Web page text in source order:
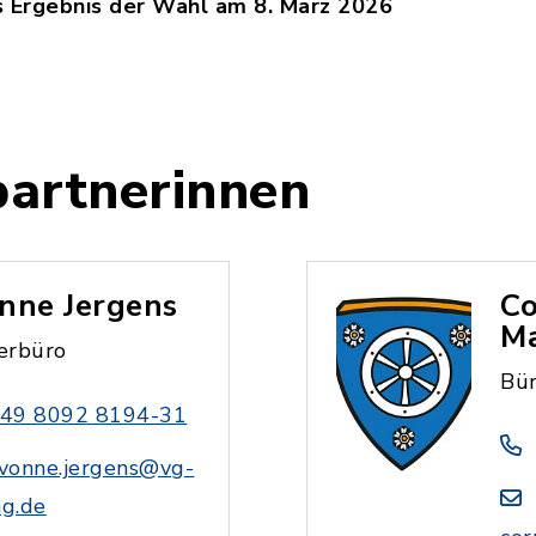
der Wahl am 8. März 2026
Jergens
8092 8194-31